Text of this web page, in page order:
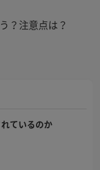
？注意点は？
ているのか